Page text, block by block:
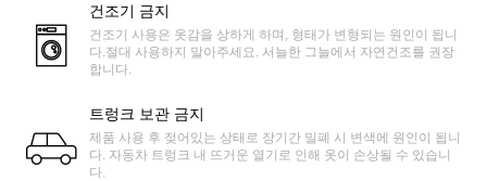
건조기 금지
건조기 사용은 옷감을 상하게 하며, 형태가 변형되는 원인이 됩니
다.절대 사용하지 말아주세요. 서늘한 그늘에서 자연건조를 권장
합니다.
트렁크 보관 금지
제품 사용 후 젖어있는 상태로 장기간 밀폐 시 변색에 원인이 됩니
다. 자동차 트렁크 내 뜨거운 열기로 인해 옷이 손상될 수 있습니
다.